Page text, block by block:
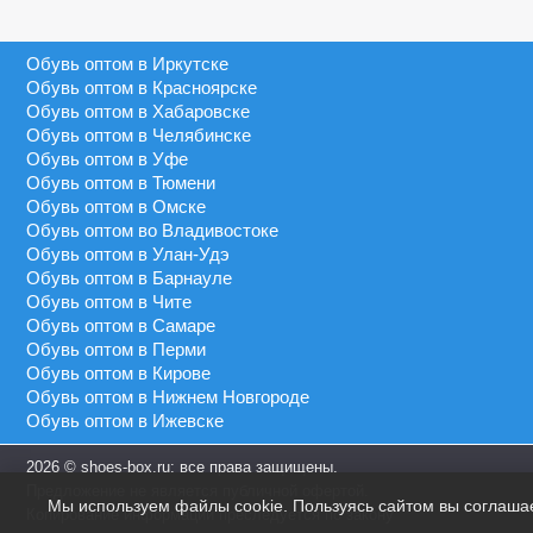
MEIGIANNAS
MEKO MELO
MIMOER
MOLO
MOMOTARI
NASIMUDA
NICOLETTA
OLADI
PALIAMENT
S&L
SAIWEN
41 - 45
41 - 46
45 - 50
46 - 48
46 - 49
46 - 50
Синий
Сиреневый
Темно-синий
Фиолетовый
Черный
Обувь оптом в Иркутске
Обувь оптом в Красноярске
Обувь оптом в Хабаровске
Обувь оптом в Челябинске
Обувь оптом в Уфе
Обувь оптом в Тюмени
Обувь оптом в Омске
Обувь оптом во Владивостоке
Обувь оптом в Улан-Удэ
Обувь оптом в Барнауле
Обувь оптом в Чите
Обувь оптом в Самаре
Обувь оптом в Перми
Обувь оптом в Кирове
Обувь оптом в Нижнем Новгороде
Обувь оптом в Ижевске
2026 © shoes-box.ru: все права защищены.
Копирование информации преследуется по закону
Мы используем файлы cookie. Пользуясь сайтом вы